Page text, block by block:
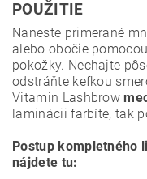
POUŽITIE
Naneste primerané
alebo obočie
pokožky. Nechajte
odstráňte kefkou
Vitamin Lashbrow
laminácii farbíte, tak
Postup kompletného
nájdete tu: